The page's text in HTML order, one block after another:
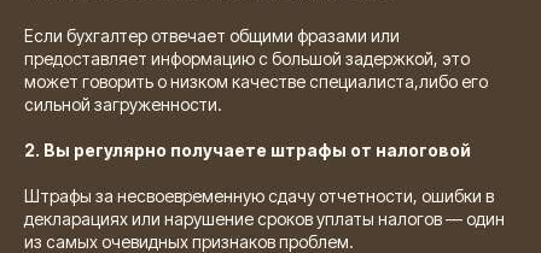
Если бухгалтер отвечает общими фразами или
предоставляет информацию с большой задержкой, это
может говорить о низком качестве специалиста,либо его
сильной загруженности.
2. Вы регулярно получаете штрафы от налоговой
Штрафы за несвоевременную сдачу отчетности, ошибки в
декларациях или нарушение сроков уплаты налогов — один
из самых очевидных признаков проблем.